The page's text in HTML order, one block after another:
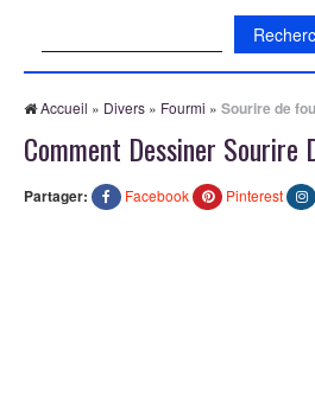
Accueil » Divers » Fourmi » Sourire de
Comment Dessiner Sourire
Partager: Facebook Pinterest